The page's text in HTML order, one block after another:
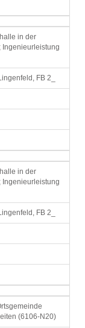
in der
Ingenieurleistung
FB 2_
in der
Ingenieurleistung
FB 2_
(6106-N20)